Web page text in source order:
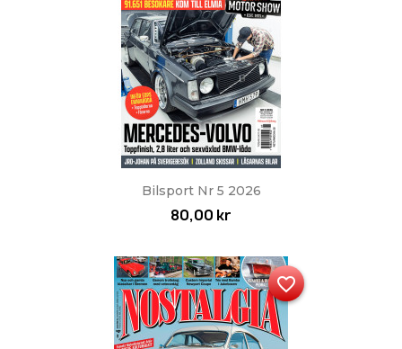
Bilsport Nr 5 2026
80,00 kr
favorite_border